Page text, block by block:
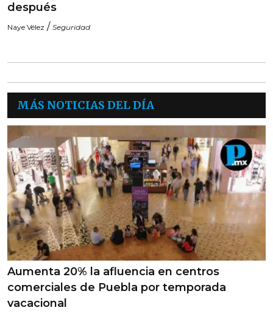
después
Naye Vélez / Seguridad
MÁS NOTICIAS DEL DÍA
Aumenta 20% la afluencia en centros
comerciales de Puebla por temporada
vacacional